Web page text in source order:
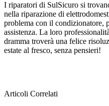
I riparatori di SulSicuro si
nella riparazione di
problema con il condizionatore,
assistenza. La loro
dramma troverà una felice
estate al fresco, senza pensieri!
Articoli Correlati